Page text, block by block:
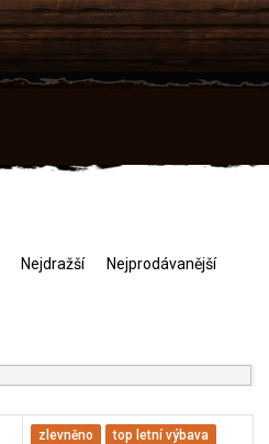
Nejdražší Nejprodávanější
zlevněno top letní výbava